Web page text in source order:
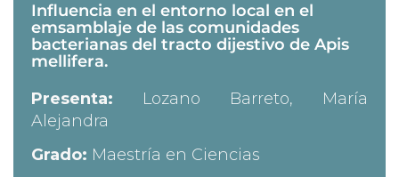
Influencia en el entorno local en el
emsamblaje de las comunidades
bacterianas del tracto dijestivo de Apis
mellifera.
Presenta: Lozano Barreto, María
Alejandra
Grado: Maestría en Ciencias